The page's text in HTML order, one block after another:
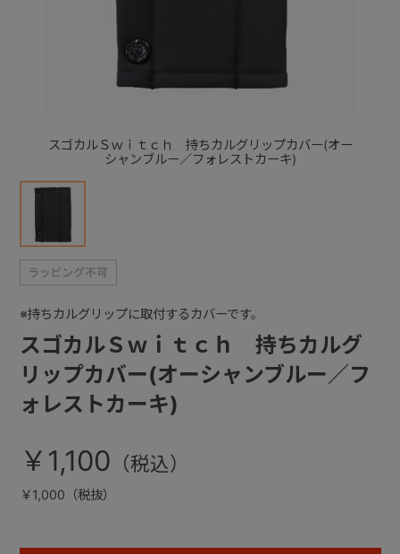
スゴカルＳｗｉｔｃｈ 持ちカルグリップカバー(オー
シャンブルー／フォレストカーキ)
スゴカルＳｗｉｔｃｈ 持ちカルグ
リップカバー(オーシャンブルー／フ
ォレストカーキ)
※持ちカルグリップに取付するカバーです。
￥1,100
￥1,000（税抜）